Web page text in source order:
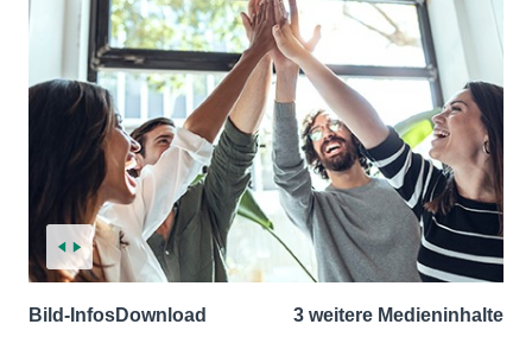
Bild-InfosDownload 3 weitere Medieninhalte